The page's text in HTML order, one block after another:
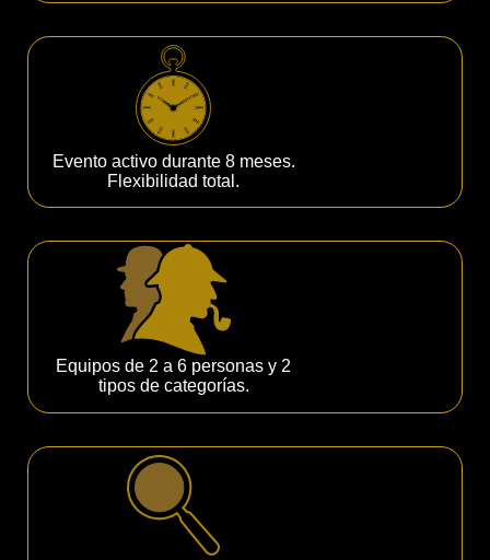
Evento activo durante 8 meses.
Flexibilidad total.
Equipos de 2 a 6 personas y 2
tipos de categorías.